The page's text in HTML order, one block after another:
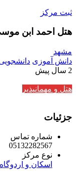
ثبت مرکز
هتل احمد ابن
مشهد
دانش آموزی
2 سال پیش
هتل و مهمانپذیر
جزئیات
شماره تماس
05132282567
نوع مرکز
اسکان و اردوگاه